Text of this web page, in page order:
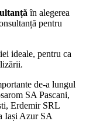
în alegerea
pentru
ideale, pentru ca
de-a lungul
SA Pascani,
Erdemir SRL
Iași Azur SA